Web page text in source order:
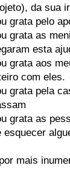
da sua
grata pelo
grata as
esta
grata aos
com eles.
grata pela
grata as
esquecer
mais